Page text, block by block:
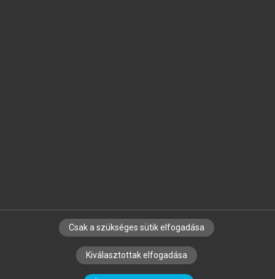
SZERZŐKNEK CÉGEKNEK KÖNYVTÁROSOKNAK
SZERKESZTÉSI ÉS LEKTORÁLÁSI ALAPELVEK
Csak a szükséges sütik elfogadása
Kiválasztottak elfogadása